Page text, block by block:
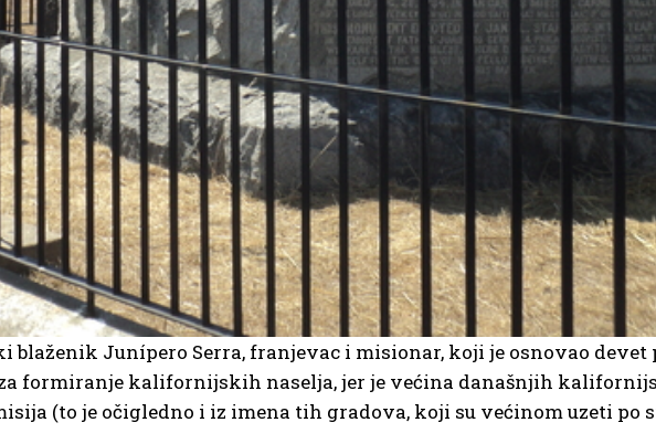
blaženik Junípero Serra, franjevac i misionar, koji je osnovao
formiranje kalifornijskih naselja, jer je većina današnjih
(to je očigledno i iz imena tih gradova, koji su većinom uzeti po